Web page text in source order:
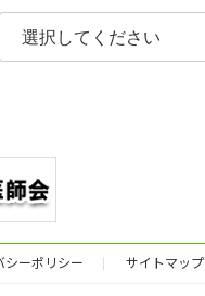
シーポリシー サイトマップ